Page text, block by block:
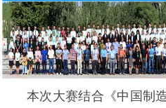
本次大赛结合《中国制造